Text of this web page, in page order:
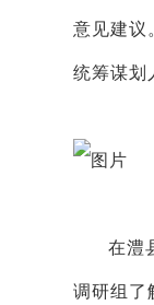
意见建议
统筹谋划
在澧
调研组了